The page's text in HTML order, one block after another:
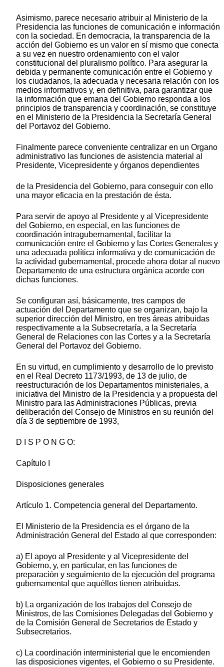
Asimismo, parece necesario atribuir al Ministerio de la
Presidencia las funciones de comunicación e información
con la sociedad. En democracia, la transparencia de la
acción del Gobierno es un valor en sí mismo que conecta
a su vez en nuestro ordenamiento con el valor
constitucional del pluralismo político. Para asegurar la
debida y permanente comunicación entre el Gobierno y
los ciudadanos, la adecuada y necesaria relación con los
medios informativos y, en definitiva, para garantizar que
la información que emana del Gobierno responda a los
principios de transparencia y coordinación, se constituye
en el Ministerio de la Presidencia la Secretaría General
del Portavoz del Gobierno.
Finalmente parece conveniente centralizar en un Organo
administrativo las funciones de asistencia material al
Presidente, Vicepresidente y órganos dependientes
de la Presidencia del Gobierno, para conseguir con ello
una mayor eficacia en la prestación de ésta.
Para servir de apoyo al Presidente y al Vicepresidente
del Gobierno, en especial, en las funciones de
coordinación intragubernamental, facilitar la
comunicación entre el Gobierno y las Cortes Generales y
una adecuada política informativa y de comunicación de
la actividad gubernamental, procede ahora dotar al nuevo
Departamento de una estructura orgánica acorde con
dichas funciones.
Se configuran así, básicamente, tres campos de
actuación del Departamento que se organizan, bajo la
superior dirección del Ministro, en tres áreas atribuidas
respectivamente a la Subsecretaría, a la Secretaría
General de Relaciones con las Cortes y a la Secretaría
General del Portavoz del Gobierno.
En su virtud, en cumplimiento y desarrollo de lo previsto
en el Real Decreto 1173/1993, de 13 de julio, de
reestructuración de los Departamentos ministeriales, a
iniciativa del Ministro de la Presidencia y a propuesta del
Ministro para las Administraciones Públicas, previa
deliberación del Consejo de Ministros en su reunión del
día 3 de septiembre de 1993,
D I S P O N G O:
Capítulo I
Disposiciones generales
Artículo 1. Competencia general del Departamento.
El Ministerio de la Presidencia es el órgano de la
Administración General del Estado al que corresponden:
a) El apoyo al Presidente y al Vicepresidente del
Gobierno, y, en particular, en las funciones de
preparación y seguimiento de la ejecución del programa
gubernamental que aquéllos tienen atribuidas.
b) La organización de los trabajos del Consejo de
Ministros, de las Comisiones Delegadas del Gobierno y
de la Comisión General de Secretarios de Estado y
Subsecretarios.
c) La coordinación interministerial que le encomienden
las disposiciones vigentes, el Gobierno o su Presidente.